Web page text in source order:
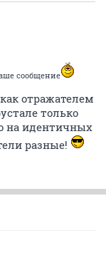
сообщение
отражателем
только
на идентичных
разные!